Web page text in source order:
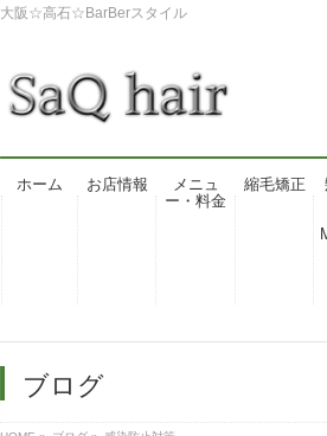
大阪☆高石☆BarBerスタイル
ホーム お店情報
メニュ
ー・料金
縮毛矯正
ブログ